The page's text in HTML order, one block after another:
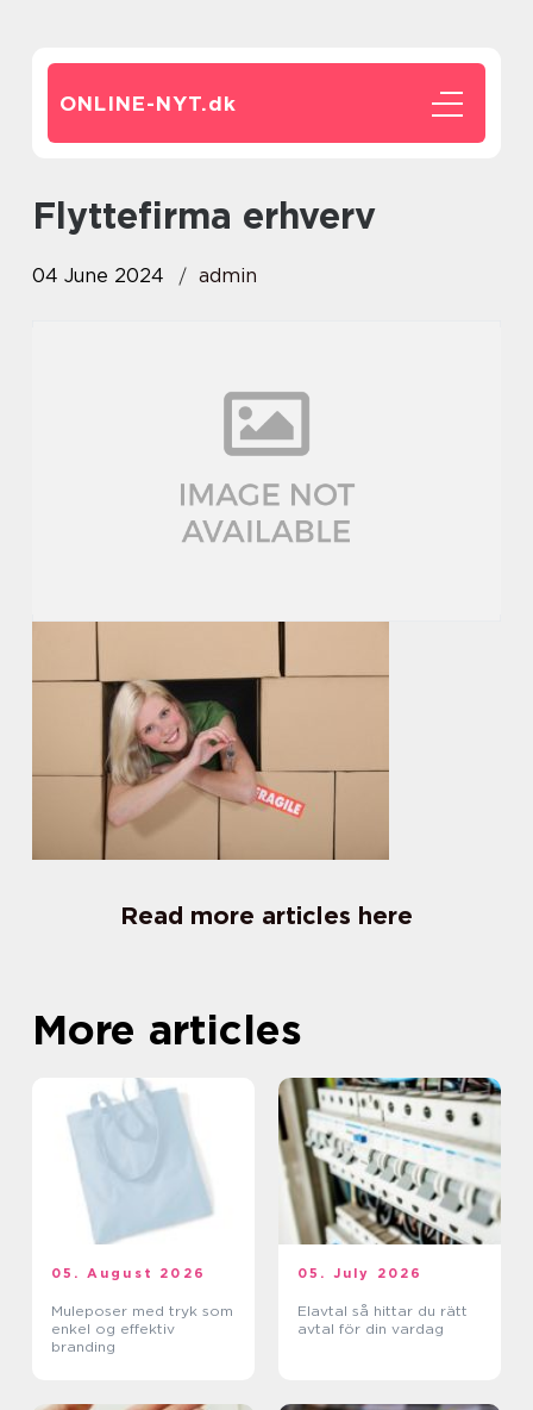
ONLINE-NYT.dk
flyttefirma erhverv
04 June 2024 admin
Read more articles here
More articles
05. August 2026
Muleposer med tryk som
enkel og effektiv
branding
05. July 2026
Elavtal så hittar du rätt
avtal för din vardag